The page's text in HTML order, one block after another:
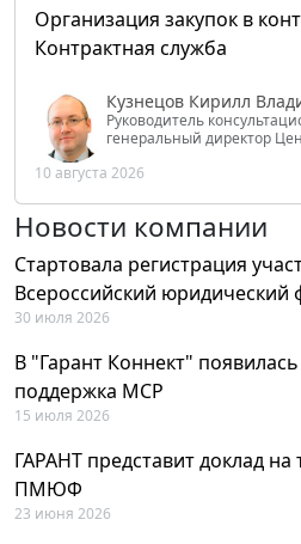
Организация закупок в
Контрактная служба
Кузнецов Кирилл
Руководитель
генеральный директор
РФ
10 августа 2026
Новости компании
Стартовала регистрация
Всероссийский юридический
30 июля 2026
В "Гарант Коннект"
поддержка MCP
15 июля 2026
ГАРАНТ представит доклад
ПМЮФ
23 июня 2026